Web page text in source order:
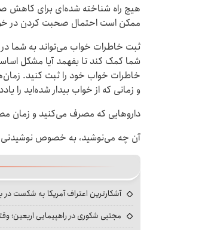
هیچ راه شناخته شده‌ای برای کاهش
ممکن است احتمال صحبت کردن در
ثبت خاطرات خواب می‌تواند به شما
شما کمک کند تا بفهمد آیا مشکل
خاطرات خواب خود را ثبت کنید.
و زمانی که از خواب بیدار شده‌اید را
داروهایی که مصرف می‌کنید و زمان
آن چه می‌نوشید، به خصوص
آشکارترین اعتراف آمریکا به شکست در
مجتبی شکوری در راهپیمایی اربعین؛